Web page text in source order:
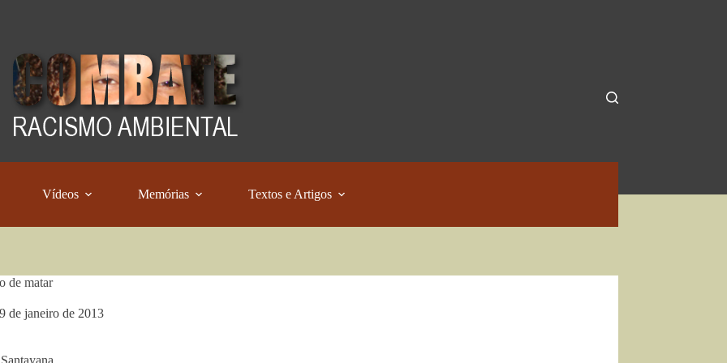
Vídeos Memórias Textos e Artigos
de matar
de janeiro de 2013